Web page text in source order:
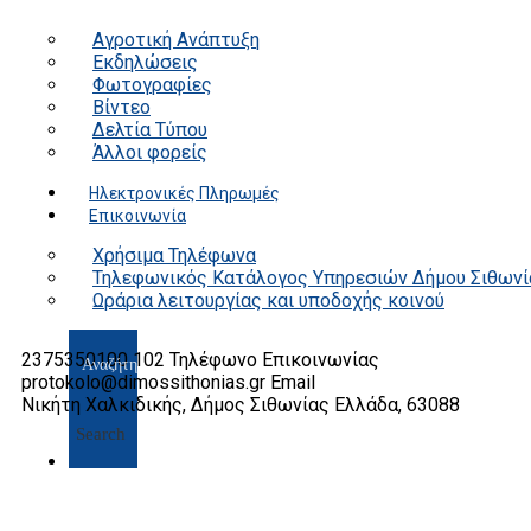
Αγροτική Ανάπτυξη
Εκδηλώσεις
Φωτογραφίες
Βίντεο
Δελτία Τύπου
Άλλοι φορείς
Ηλεκτρονικές Πληρωμές
Επικοινωνία
Χρήσιμα Τηλέφωνα
Τηλεφωνικός Κατάλογος Υπηρεσιών Δήμου
Ωράρια λειτουργίας και υποδοχής κοινού
Search
2375350100 102 Τηλέφωνο Επικοινωνίας
protokolo@dimossithonias.gr Email
Νικήτη Χαλκιδικής, Δήμος Σιθωνίας Ελλάδα, 63088